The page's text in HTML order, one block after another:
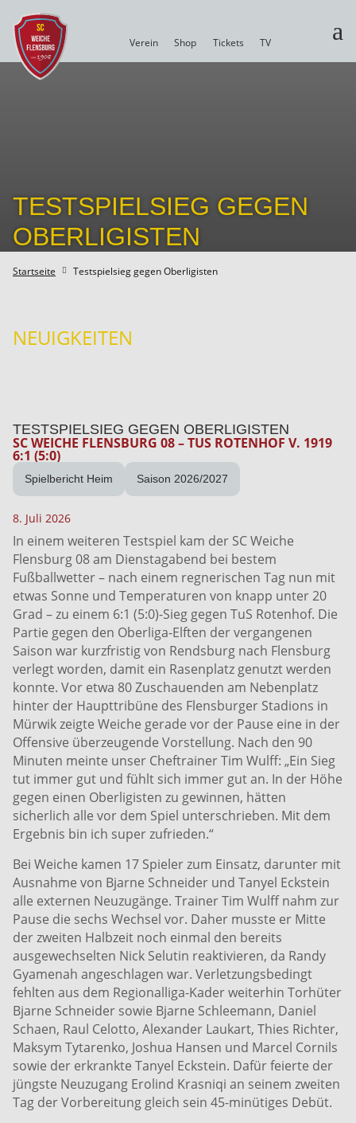
Verein Shop Tickets TV a
TESTSPIELSIEG GEGEN
OBERLIGISTEN
Startseite  Testspielsieg gegen Oberligisten
NEUIGKEITEN
TESTSPIELSIEG GEGEN OBERLIGISTEN
SC WEICHE FLENSBURG 08 – TUS ROTENHOF V. 1919
6:1 (5:0)
Spielbericht Heim Saison 2026/2027
8. Juli 2026
In einem weiteren Testspiel kam der SC Weiche
Flensburg 08 am Dienstagabend bei bestem
Fußballwetter – nach einem regnerischen Tag nun mit
etwas Sonne und Temperaturen von knapp unter 20
Grad – zu einem 6:1 (5:0)-Sieg gegen TuS Rotenhof. Die
Partie gegen den Oberliga-Elften der vergangenen
Saison war kurzfristig von Rendsburg nach Flensburg
verlegt worden, damit ein Rasenplatz genutzt werden
konnte. Vor etwa 80 Zuschauenden am Nebenplatz
hinter der Haupttribüne des Flensburger Stadions in
Mürwik zeigte Weiche gerade vor der Pause eine in der
Offensive überzeugende Vorstellung. Nach den 90
Minuten meinte unser Cheftrainer Tim Wulff: „Ein Sieg
tut immer gut und fühlt sich immer gut an. In der Höhe
gegen einen Oberligisten zu gewinnen, hätten
sicherlich alle vor dem Spiel unterschrieben. Mit dem
Ergebnis bin ich super zufrieden.“
Bei Weiche kamen 17 Spieler zum Einsatz, darunter mit
Ausnahme von Bjarne Schneider und Tanyel Eckstein
alle externen Neuzugänge. Trainer Tim Wulff nahm zur
Pause die sechs Wechsel vor. Daher musste er Mitte
der zweiten Halbzeit noch einmal den bereits
ausgewechselten Nick Selutin reaktivieren, da Randy
Gyamenah angeschlagen war. Verletzungsbedingt
fehlten aus dem Regionalliga-Kader weiterhin Torhüter
Bjarne Schneider sowie Bjarne Schleemann, Daniel
Schaen, Raul Celotto, Alexander Laukart, Thies Richter,
Maksym Tytarenko, Joshua Hansen und Marcel Cornils
sowie der erkrankte Tanyel Eckstein. Dafür feierte der
jüngste Neuzugang Erolind Krasniqi an seinem zweiten
Tag der Vorbereitung gleich sein 45-minütiges Debüt.